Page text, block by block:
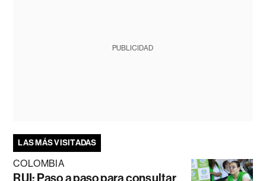
PUBLICIDAD
LAS MÁS VISITADAS
COLOMBIA
RUI: Paso a paso para consultar